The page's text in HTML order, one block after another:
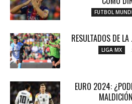
FUTBOL
RESULTADOS DE
LIGA MX
EURO 2024: